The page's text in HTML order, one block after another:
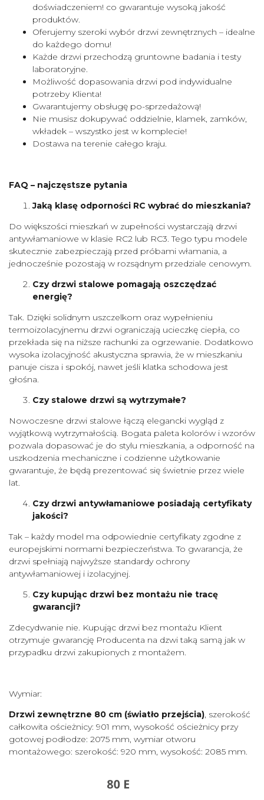
doświadczeniem! co gwarantuje wysoką jakość
produktów.
Oferujemy szeroki wybór drzwi zewnętrznych – idealne
do każdego domu!
Każde drzwi przechodzą gruntowne badania i testy
laboratoryjne.
Możliwość dopasowania drzwi pod indywidualne
potrzeby Klienta!
Gwarantujemy obsługę po-sprzedażową!
Nie musisz dokupywać oddzielnie, klamek, zamków,
wkładek – wszystko jest w komplecie!
Dostawa na terenie całego kraju.
FAQ – najczęstsze pytania
Jaką klasę odporności RC wybrać do mieszkania?
Do większości mieszkań w zupełności wystarczają drzwi
antywłamaniowe w klasie RC2 lub RC3. Tego typu modele
skutecznie zabezpieczają przed próbami włamania, a
jednocześnie pozostają w rozsądnym przedziale cenowym.
Czy drzwi stalowe pomagają oszczędzać
energię?
Tak. Dzięki solidnym uszczelkom oraz wypełnieniu
termoizolacyjnemu drzwi ograniczają ucieczkę ciepła, co
przekłada się na niższe rachunki za ogrzewanie. Dodatkowo
wysoka izolacyjność akustyczna sprawia, że w mieszkaniu
panuje cisza i spokój, nawet jeśli klatka schodowa jest
głośna.
Czy stalowe drzwi są wytrzymałe?
Nowoczesne drzwi stalowe łączą elegancki wygląd z
wyjątkową wytrzymałością. Bogata paleta kolorów i wzorów
pozwala dopasować je do stylu mieszkania, a odporność na
uszkodzenia mechaniczne i codzienne użytkowanie
gwarantuje, że będą prezentować się świetnie przez wiele
lat.
Czy drzwi antywłamaniowe posiadają certyfikaty
jakości?
Tak – każdy model ma odpowiednie certyfikaty zgodne z
europejskimi normami bezpieczeństwa. To gwarancja, że
drzwi spełniają najwyższe standardy ochrony
antywłamaniowej i izolacyjnej.
Czy kupując drzwi bez montażu nie tracę
gwarancji?
Zdecydwanie nie. Kupując drzwi bez montażu Klient
otrzymuje gwarancję Producenta na dzwi taką samą jak w
przypadku drzwi zakupionych z montażem.
Wymiar:
Drzwi zewnętrzne 80 cm (światło przejścia), szerokość
całkowita ościeżnicy: 901 mm, wysokość ościeżnicy przy
gotowej podłodze: 2075 mm, wymiar otworu
montażowego: szerokość: 920 mm, wysokość: 2085 mm.